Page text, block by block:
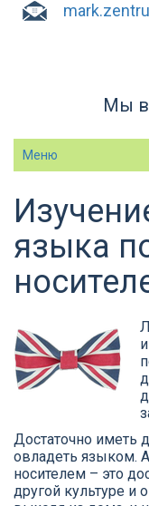
Мы в
Меню
Вы здесь
языка
Достаточно иметь
овладеть языком.
носителем – это
другой культуре и